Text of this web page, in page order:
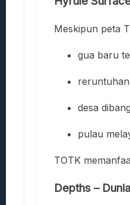
Meskipun peta
gua baru
desa
pulau
TOTK
Depths –